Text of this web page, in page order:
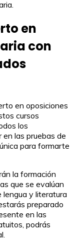
en
con
en oposiciones
cursos
los
las pruebas de
para formarte
la formación
que se evalúan
lengua y literatura
preparado
en las
podrás